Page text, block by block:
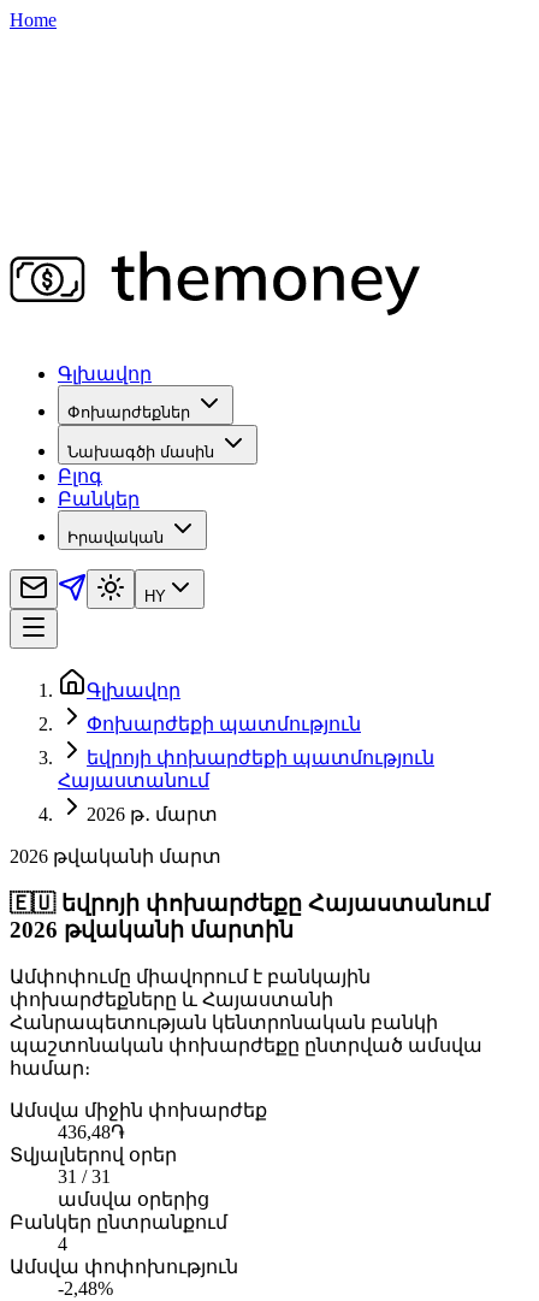
Home
Գլխավոր
Փոխարժեքներ
Նախագծի մասին
Բլոգ
Բանկեր
Իրավական
HY
Գլխավոր
Փոխարժեքի պատմություն
եվրոյի փոխարժեքի պատմություն
Հայաստանում
2026 թ․ մարտ
2026 թվականի մարտ
🇪🇺 եվրոյի փոխարժեքը Հայաստանում
2026 թվականի մարտին
Ամփոփումը միավորում է բանկային
փոխարժեքները և Հայաստանի
Հանրապետության կենտրոնական բանկի
պաշտոնական փոխարժեքը ընտրված ամսվա
համար։
Ամսվա միջին փոխարժեք
436,48֏
Տվյալներով օրեր
31 / 31
ամսվա օրերից
Բանկեր ընտրանքում
4
Ամսվա փոփոխություն
-2,48%